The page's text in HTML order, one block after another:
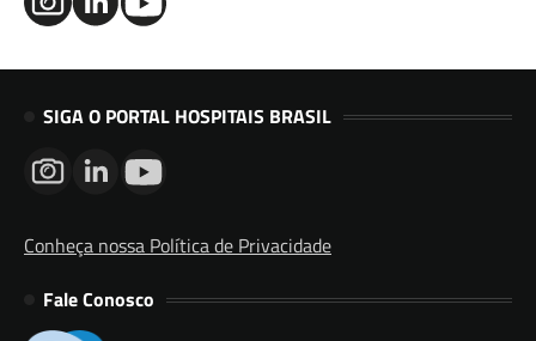
SIGA O PORTAL HOSPITAIS BRASIL
Conheça nossa Política de Privacidade
Fale Conosco